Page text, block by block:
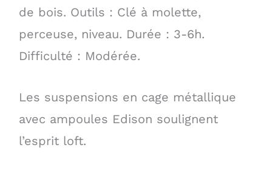
de bois. Outils : Clé à molette,
perceuse, niveau. Durée : 3-6h.
Difficulté : Modérée.
Les suspensions en cage métallique
avec ampoules Edison soulignent
l’esprit loft.